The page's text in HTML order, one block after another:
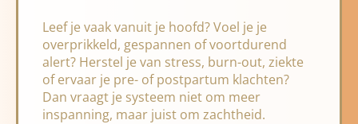
Leef je vaak vanuit je hoofd? Voel je je
overprikkeld, gespannen of voortdurend
alert? Herstel je van stress, burn-out, ziekte
of ervaar je pre- of postpartum klachten?
Dan vraagt je systeem niet om meer
inspanning, maar juist om zachtheid.